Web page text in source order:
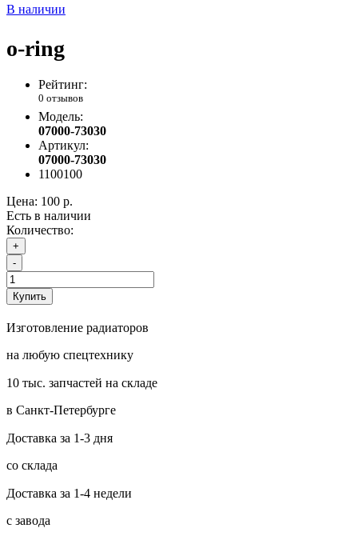
В наличии
o-ring
Рейтинг:
0 отзывов
Модель:
07000-73030
Артикул:
07000-73030
1100100
Цена: 100 р.
Есть в наличии
Количество:
+
-
Купить
Изготовление радиаторов
на любую спецтехнику
10 тыс. запчастей на складе
в Санкт-Петербурге
Доставка за 1-3 дня
со склада
Доставка за 1-4 недели
с завода